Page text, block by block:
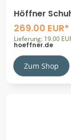
Höffner
Bolognano ¦
34.8
269.00 EUR*
Lieferung: 19.00
hoeffner.de
Zum Shop